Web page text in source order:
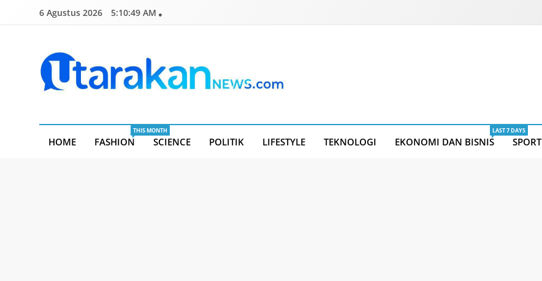
6 Agustus 2026 5:10:50 AM
HOME FASHION
THIS MONTH
SCIENCE POLITIK LIFESTYLE TEKNOLOGI EKONOMI DAN BISNIS
LAST 7 DAYS
SPORT